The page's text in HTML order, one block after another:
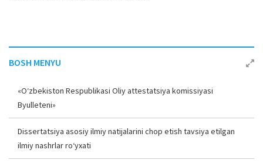
BOSH MENYU
«O‘zbekiston Respublikasi Oliy attestatsiya komissiyasi
Byulleteni»
Dissertatsiya asosiy ilmiy natijalarini chop etish tavsiya etilgan
ilmiy nashrlar ro‘yxati